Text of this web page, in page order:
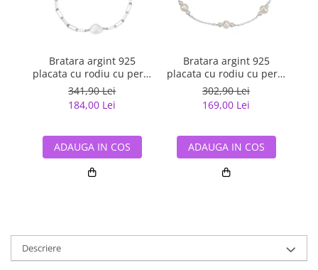
Bratara argint 925
placata cu rodiu cu perle
naturale
341,90 Lei
184,00 Lei
ADAUGA IN COS
Bratara argint 925
placata cu rodiu cu perle
naturale
302,90 Lei
169,00 Lei
ADAUGA IN COS
Descriere